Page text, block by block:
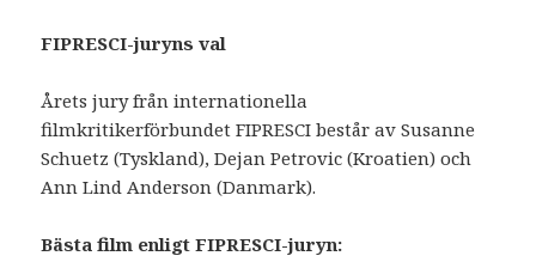
FIPRESCI-juryns val
Årets jury från internationella
filmkritikerförbundet FIPRESCI består av Susanne
Schuetz (Tyskland), Dejan Petrovic (Kroatien) och
Ann Lind Anderson (Danmark).
Bästa film enligt FIPRESCI-juryn: